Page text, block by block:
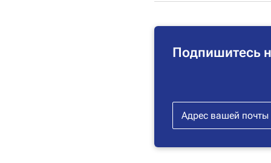
Подпишитесь